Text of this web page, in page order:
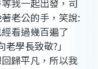
我一起出發，司
老公的手，笑說:
看過幾百遍了
學長致敬?」
歸平凡，所以我